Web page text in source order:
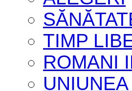
TIMP
ROMANI